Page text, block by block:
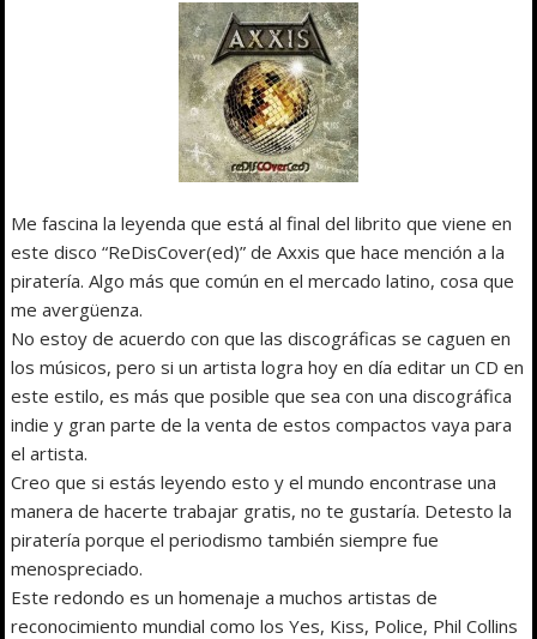
Me fascina la leyenda que está al final del librito que viene en
este disco “ReDisCover(ed)” de Axxis que hace mención a la
piratería. Algo más que común en el mercado latino, cosa que
me avergüenza.
No estoy de acuerdo con que las discográficas se caguen en
los músicos, pero si un artista logra hoy en día editar un CD en
este estilo, es más que posible que sea con una discográfica
indie y gran parte de la venta de estos compactos vaya para
el artista.
Creo que si estás leyendo esto y el mundo encontrase una
manera de hacerte trabajar gratis, no te gustaría. Detesto la
piratería porque el periodismo también siempre fue
menospreciado.
Este redondo es un homenaje a muchos artistas de
reconocimiento mundial como los Yes, Kiss, Police, Phil Collins